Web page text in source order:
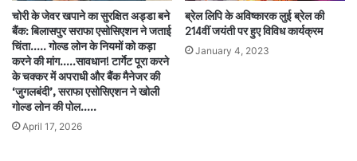
चोरी के जेवर खपाने का सुरक्षित अड्डा बने
बैंक: बिलासपुर सराफा एसोसिएशन ने जताई
चिंता….. गोल्ड लोन के नियमों को कड़ा
करने की मांग…..सावधान! टार्गेट पूरा करने
के चक्कर में अपराधी और बैंक मैनेजर की
‘जुगलबंदी’, सराफा एसोसिएशन ने खोली
गोल्ड लोन की पोल…..
April 17, 2026
ब्रेल लिपि के अविष्कारक लुई ब्रेल की
214वीं जयंती पर हुए विविध कार्यक्रम
January 4, 2023